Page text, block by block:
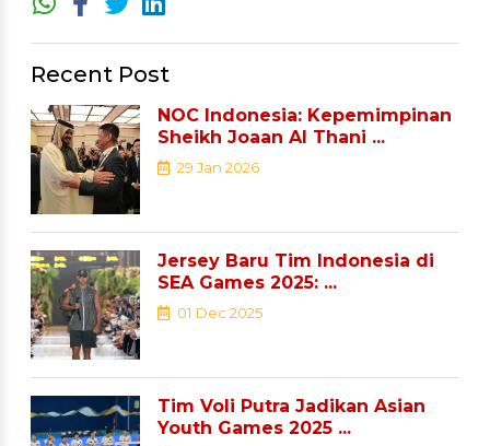
Recent Post
NOC Indonesia: Kepemimpinan
Sheikh Joaan Al Thani ...
29 Jan 2026
Jersey Baru Tim Indonesia di
SEA Games 2025: ...
01 Dec 2025
Tim Voli Putra Jadikan Asian
Youth Games 2025 ...